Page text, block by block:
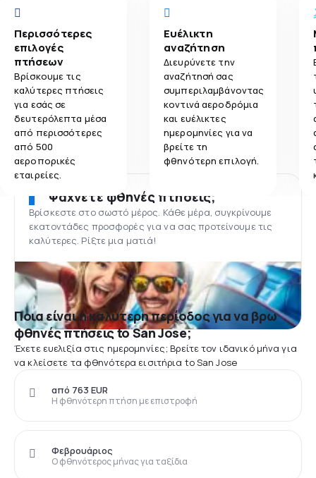
Περισσότερες
επιλογές
πτήσεων
Βρίσκουμε τις
καλύτερες πτήσεις
για εσάς σε
δευτερόλεπτα μέσα
από περισσότερες
από 500
αεροπορικές
εταιρείες.
Ευέλικτη
αναζήτηση
Διευρύνετε την
αναζήτησή σας
συμπεριλαμβάνοντας
κοντινά αεροδρόμια
και ευέλικτες
ημερομηνίες για να
βρείτε τη
φθηνότερη επιλογή.
Ψάχνετε φθηνές πτήσεις;
Βρίσκεστε στο σωστό μέρος. Κάθε μέρα, συγκρίνουμε
εκατοντάδες προσφορές για να σας προτείνουμε τις
καλύτερες. Ρίξτε μια ματιά!
Ποια είναι η καλύτερη περίοδος για να βρω
φθηνές πτήσεις to San Jose;
Έχετε ευελιξία στις ημερομηνίες; Βρείτε τον ιδανικό μήνα για
να κλείσετε τα φθηνότερα εισιτήρια to San Jose
Η φθηνότερη πτήση με επιστροφή
από 763 EUR
Ο φθηνότερος μήνας για ταξίδια
Φεβρουάριος